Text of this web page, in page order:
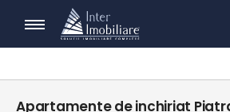
Apartamente de inchiriat